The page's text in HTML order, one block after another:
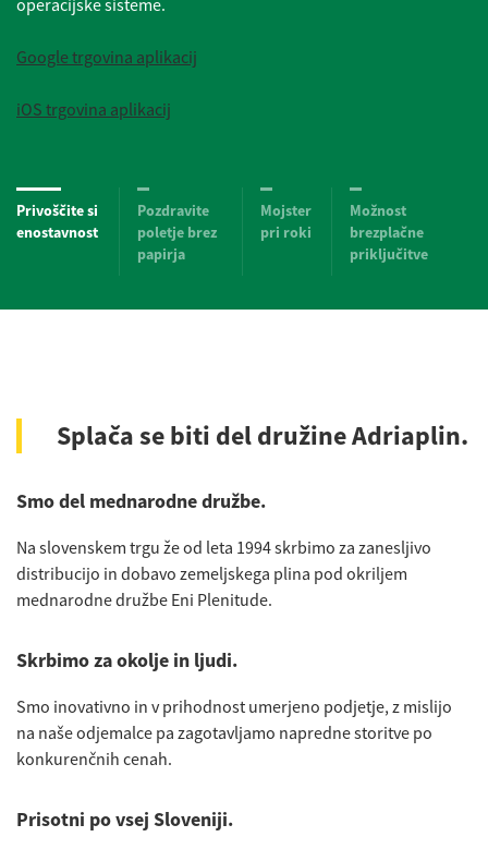
operacijske sisteme.
Google trgovina aplikacij
iOS trgovina aplikacij
Privoščite si
enostavnost
Pozdravite
poletje brez
papirja
Mojster
pri roki
Možnost
brezplačne
priključitve
Splača se biti del družine Adriaplin.
Smo del mednarodne družbe.
Na slovenskem trgu že od leta 1994 skrbimo za zanesljivo
distribucijo in dobavo zemeljskega plina pod okriljem
mednarodne družbe Eni Plenitude.
Skrbimo za okolje in ljudi.
Smo inovativno in v prihodnost umerjeno podjetje, z mislijo
na naše odjemalce pa zagotavljamo napredne storitve po
konkurenčnih cenah.
Prisotni po vsej Sloveniji.